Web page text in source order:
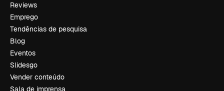
Reviews
Emprego
Tendências de pesquisa
Blog
Eventos
Slidesgo
Vender conteúdo
Sala de imprensa